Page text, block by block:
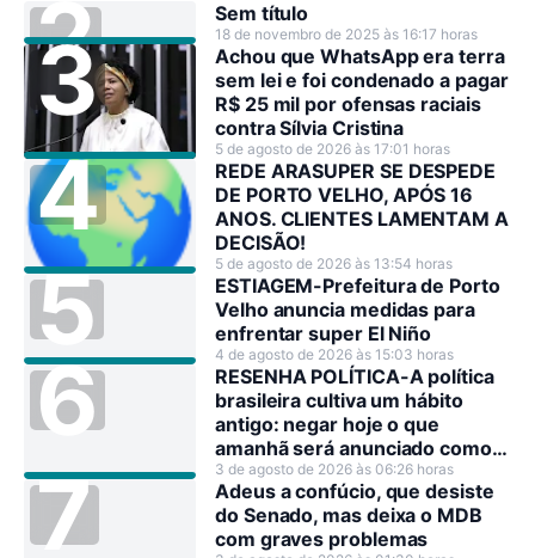
Sem título
18 de novembro de 2025 às 16:17 horas
Achou que WhatsApp era terra
sem lei e foi condenado a pagar
R$ 25 mil por ofensas raciais
contra Sílvia Cristina
5 de agosto de 2026 às 17:01 horas
REDE ARASUPER SE DESPEDE
DE PORTO VELHO, APÓS 16
ANOS. CLIENTES LAMENTAM A
DECISÃO!
5 de agosto de 2026 às 13:54 horas
ESTIAGEM-Prefeitura de Porto
Velho anuncia medidas para
enfrentar super El Niño
4 de agosto de 2026 às 15:03 horas
RESENHA POLÍTICA-A política
brasileira cultiva um hábito
antigo: negar hoje o que
amanhã será anunciado como
decisão estratégica.
3 de agosto de 2026 às 06:26 horas
Adeus a confúcio, que desiste
do Senado, mas deixa o MDB
com graves problemas